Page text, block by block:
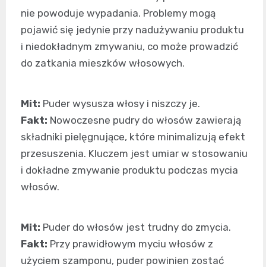
nie powoduje wypadania. Problemy mogą
pojawić się jedynie przy nadużywaniu produktu
i niedokładnym zmywaniu, co może prowadzić
do zatkania mieszków włosowych.
Mit: Puder wysusza włosy i niszczy je.
Fakt: Nowoczesne pudry do włosów zawierają
składniki pielęgnujące, które minimalizują efekt
przesuszenia. Kluczem jest umiar w stosowaniu
i dokładne zmywanie produktu podczas mycia
włosów.
Mit: Puder do włosów jest trudny do zmycia.
Fakt: Przy prawidłowym myciu włosów z
użyciem szamponu, puder powinien zostać